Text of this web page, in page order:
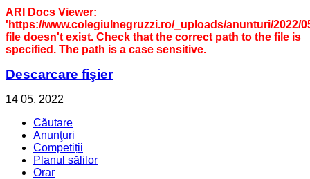
ARI Docs Viewer:
'https://www.colegiulnegruzzi.ro/_uploads/anunturi/2022/
file doesn't exist. Check that the correct path to the file is
specified. The path is a case sensitive.
Descarcare fişier
14 05, 2022
Căutare
Anunţuri
Competiții
Planul sălilor
Orar